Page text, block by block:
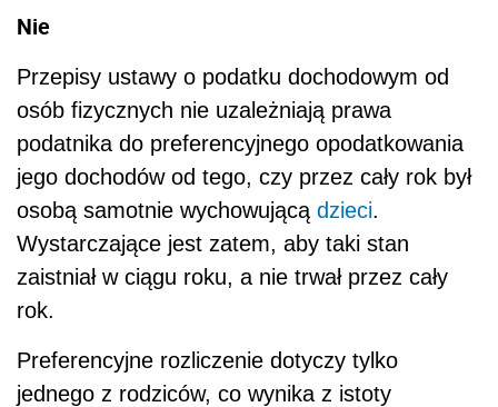
Nie
Przepisy ustawy o podatku dochodowym od
osób fizycznych nie uzależniają prawa
podatnika do preferencyjnego opodatkowania
jego dochodów od tego, czy przez cały rok był
osobą samotnie wychowującą dzieci.
Wystarczające jest zatem, aby taki stan
zaistniał w ciągu roku, a nie trwał przez cały
rok.
Preferencyjne rozliczenie dotyczy tylko
jednego z rodziców, co wynika z istoty